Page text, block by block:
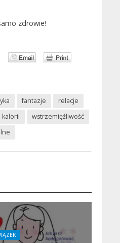
zdrowie!
fantazje
relacje
kalorii
wstrzemięźliwość